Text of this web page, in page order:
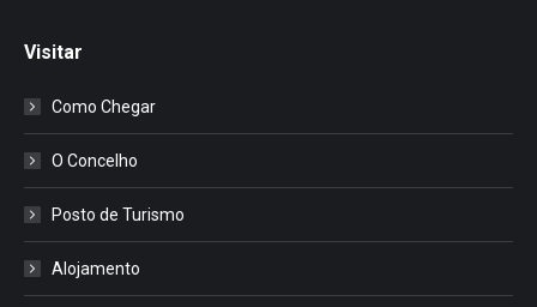
Visitar
Como Chegar
O Concelho
Posto de Turismo
Alojamento